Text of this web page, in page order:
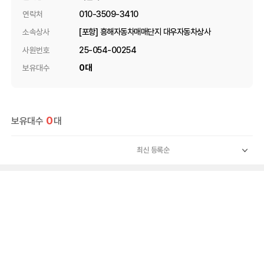
연락처 010-3509-3410
소속상사 [포항] 흥해자동차매매단지 대우자동차상사
사원번호 25-054-00254
보유대수 0대
보유대수 0대